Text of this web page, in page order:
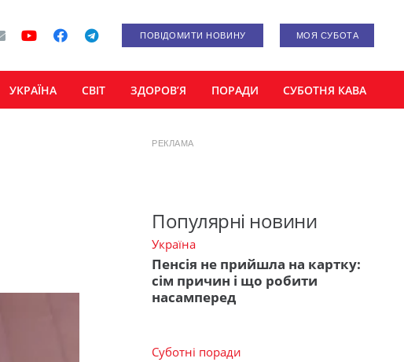
ПОВІДОМИТИ НОВИНУ МОЯ СУБОТА
УКРАЇНА СВІТ ЗДОРОВ’Я ПОРАДИ СУБОТНЯ КАВА
РЕКЛАМА
Популярні новини
Україна
Пенсія не прийшла на картку:
сім причин і що робити
насамперед
Суботні поради